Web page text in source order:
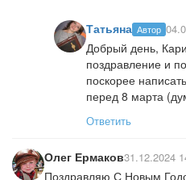
Татьяна Автор
Добрый день,
поздравление и
поскорее
перед 8 марта
Ответить
Олег Ермаков31.12.2024
Поздравляю С Новым